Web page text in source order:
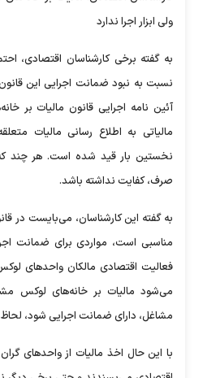
ولی ابزار اجرا ندارد
به گفته برخی کارشناسان اقتصادی،
نسبت به نبود ضمانت اجرایی این
آئین نامه اجرایی قانون مالیات بر
مالیاتی به اطلاع رسانی مالیات
نخستین بار قید شده است. هر چند
صرف، کفایت نداشته باشد.
به گفته این کارشناسان، می‌بایست در
مناسبی است، مواردی برای ضمانت
فعالیت اقتصادی مالکان واحدهای
می‌شود مالیات بر خانه‌های لوکس
مشاغل، دارای ضمانت اجرایی شود،
با این حال اخذ مالیات از واحدهای